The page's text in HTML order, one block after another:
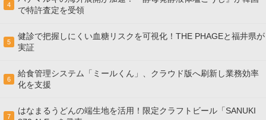
4
で特許査定を受領
5
健診で把握しにくい血糖リスクを可視化！THE PHAGEと福井県が
実証
6
給食管理システム「ミールくん」、クラウド版へ刷新し業務効率
化を支援
7
はなまるうどんの端生地を活用！限定クラフトビール「SANUKI